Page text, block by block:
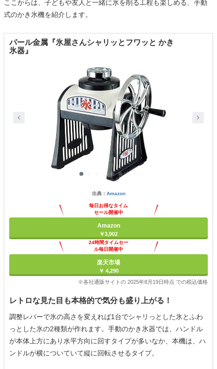
ここからは、子どもや友人と一緒に氷を削る工程も楽しめる、手動
式のかき氷機を紹介します。
パール金属『氷屋さんシャリッとフワッと かき
氷器』
出典： Amazon
毎日お得なタイム
セール開催中
Amazon
￥3,902
24時間タイムセー
ル毎日開催中
楽天市場
￥ 4,290
※各社通販サイトの 2025年8月19日時点 での税込価格
レトロな見た目も本格的で気分も盛り上がる！
調整レバーで氷の高さを変えれば1台でシャリっとした氷とふわ
っとした氷の2種類が作れます。手動のかき氷器では、ハンドル
が本体上方にあり水平方向に回すタイプが多いなか、本機は、ハ
ンドルが横についていて縦に回転させるタイプ。